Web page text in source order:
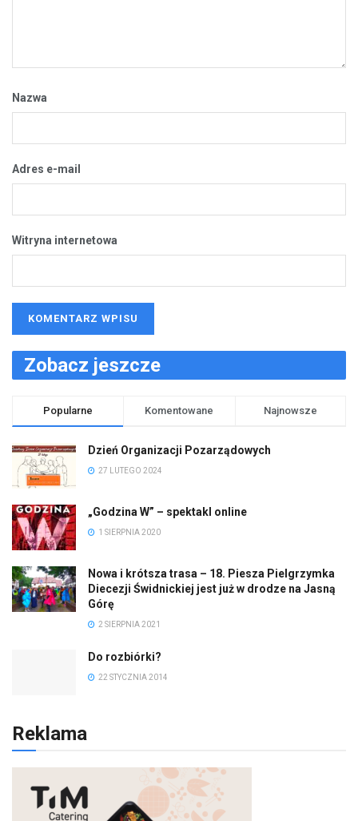
Nazwa
Adres e-mail
Witryna internetowa
Zobacz jeszcze
Popularne Komentowane Najnowsze
Dzień Organizacji Pozarządowych
27 LUTEGO 2024
„Godzina W” – spektakl online
1 SIERPNIA 2020
Nowa i krótsza trasa – 18. Piesza Pielgrzymka
Diecezji Świdnickiej jest już w drodze na Jasną
Górę
2 SIERPNIA 2021
Do rozbiórki?
22 STYCZNIA 2014
Reklama